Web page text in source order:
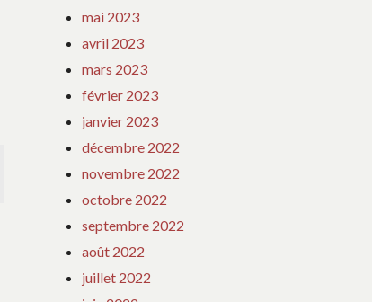
mai 2023
avril 2023
mars 2023
février 2023
janvier 2023
décembre 2022
novembre 2022
octobre 2022
septembre 2022
août 2022
juillet 2022